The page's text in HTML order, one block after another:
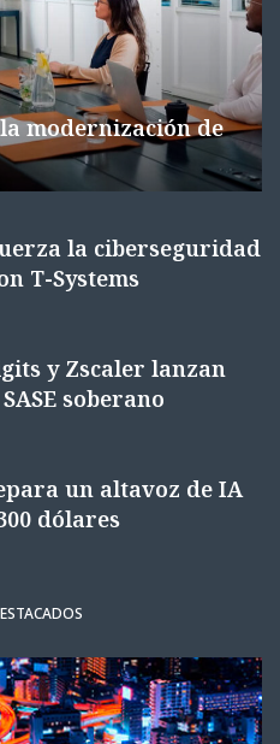
modernización de
la ciberseguridad
T-Systems
y Zscaler lanzan
soberano
un altavoz de IA
dólares